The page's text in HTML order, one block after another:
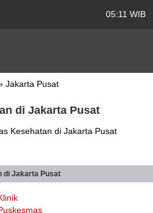
05:11 WIB
Jakarta Pusat
di Jakarta Pusat
Kesehatan di Jakarta Pusat
di Jakarta Pusat